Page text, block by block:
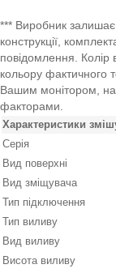
*** Виробник
конструкції,
повідомлення. Колір
кольору фактичного
Вашим монітором,
факторами.
Характеристики
Серія
Вид поверхні
Вид зміщувача
Тип підключення
Тип виливу
Вид виливу
Висота виливу